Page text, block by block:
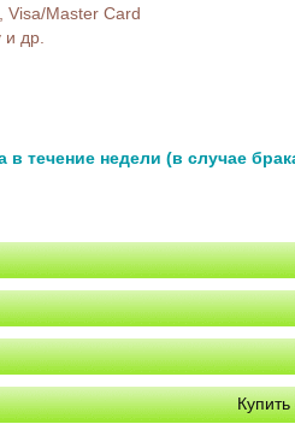
Visa/Master Card
др.
в течение недели (в случае